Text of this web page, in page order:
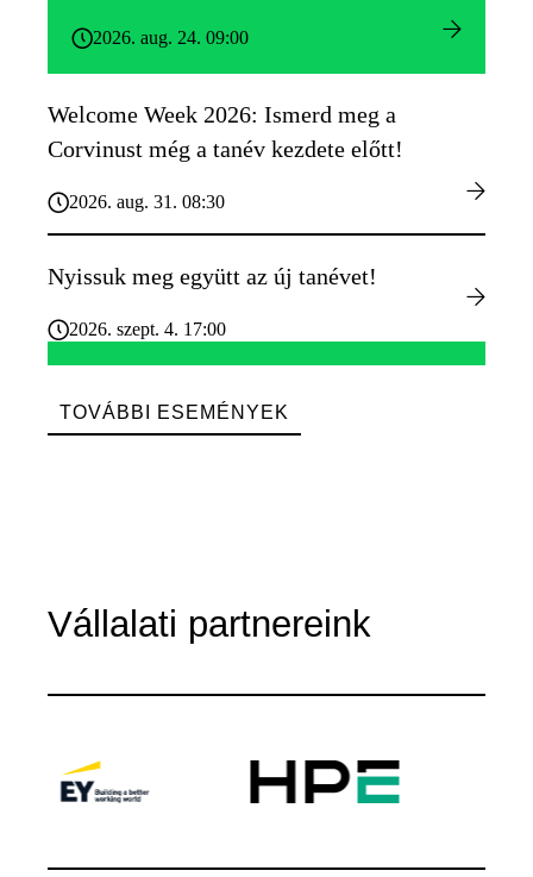
2026. aug. 24. 09:00
Welcome Week 2026: Ismerd meg a
Corvinust még a tanév kezdete előtt!
2026. aug. 31. 08:30
Nyissuk meg együtt az új tanévet!
2026. szept. 4. 17:00
TOVÁBBI ESEMÉNYEK
Vállalati partnereink